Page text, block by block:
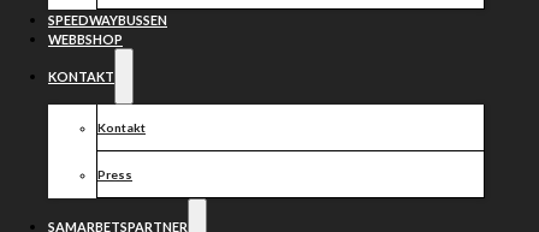
SPEEDWAYBUSSEN
WEBBSHOP
KONTAKT
Kontakt
Press
SAMARBETSPARTNER
2 augusti 2026
rospiggarna
På tisdag väntar en ny viktig hemmamatch när topplaget Lejonen kommer
till Team Kentas Park. För Rospiggarna är mycket på spel.
tillbaka och tillgängliga för tisdagen. – Lejonen är starka. Vi ska…